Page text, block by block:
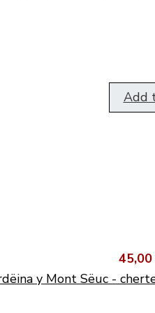
Add
45,00
y Mont Sëuc -